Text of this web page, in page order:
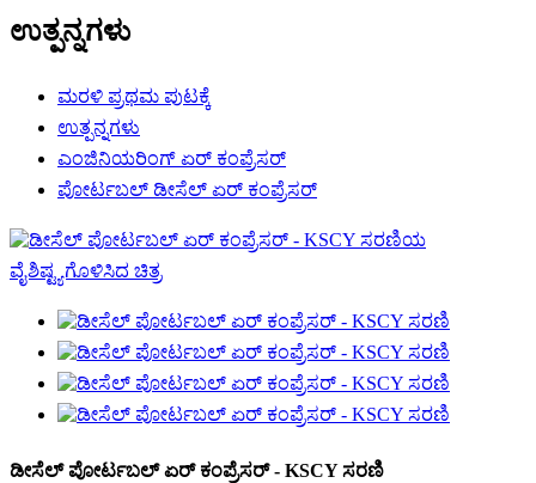
ಉತ್ಪನ್ನಗಳು
ಮರಳಿ ಪ್ರಥಮ ಪುಟಕ್ಕೆ
ಉತ್ಪನ್ನಗಳು
ಎಂಜಿನಿಯರಿಂಗ್ ಏರ್ ಕಂಪ್ರೆಸರ್
ಪೋರ್ಟಬಲ್ ಡೀಸೆಲ್ ಏರ್ ಕಂಪ್ರೆಸರ್
ಡೀಸೆಲ್ ಪೋರ್ಟಬಲ್ ಏರ್ ಕಂಪ್ರೆಸರ್ - KSCY ಸರಣಿ